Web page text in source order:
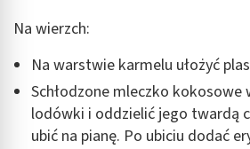
Na wierzch:
Na warstwie karmelu ułożyć
Schłodzone mleczko kokosowe
lodówki i oddzielić jego twardą
ubić na pianę. Po ubiciu dodać